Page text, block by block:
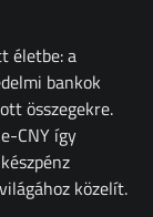
életbe: a
bankok
összegekre.
CNY így
közelít.